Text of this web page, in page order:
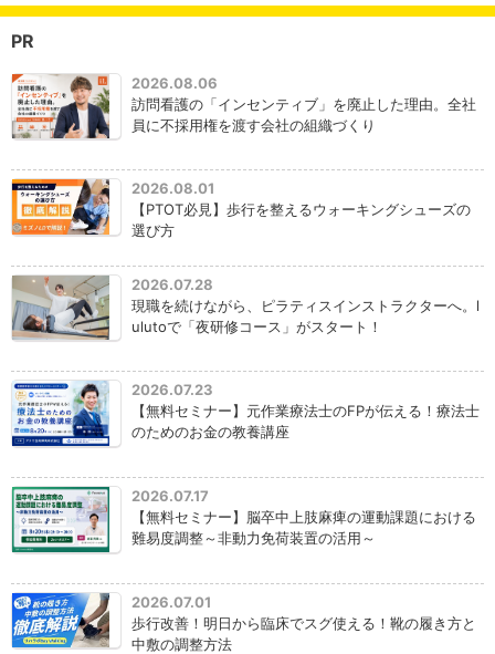
PR
2026.08.06
訪問看護の「インセンティブ」を廃止した理由。全社
員に不採用権を渡す会社の組織づくり
2026.08.01
【PTOT必見】歩行を整えるウォーキングシューズの
選び方
2026.07.28
現職を続けながら、ピラティスインストラクターへ。l
ulutoで「夜研修コース」がスタート！
2026.07.23
【無料セミナー】元作業療法士のFPが伝える！療法士
のためのお金の教養講座
2026.07.17
【無料セミナー】脳卒中上肢麻痺の運動課題における
難易度調整～非動力免荷装置の活用～
2026.07.01
歩行改善！明日から臨床でスグ使える！靴の履き方と
中敷の調整方法